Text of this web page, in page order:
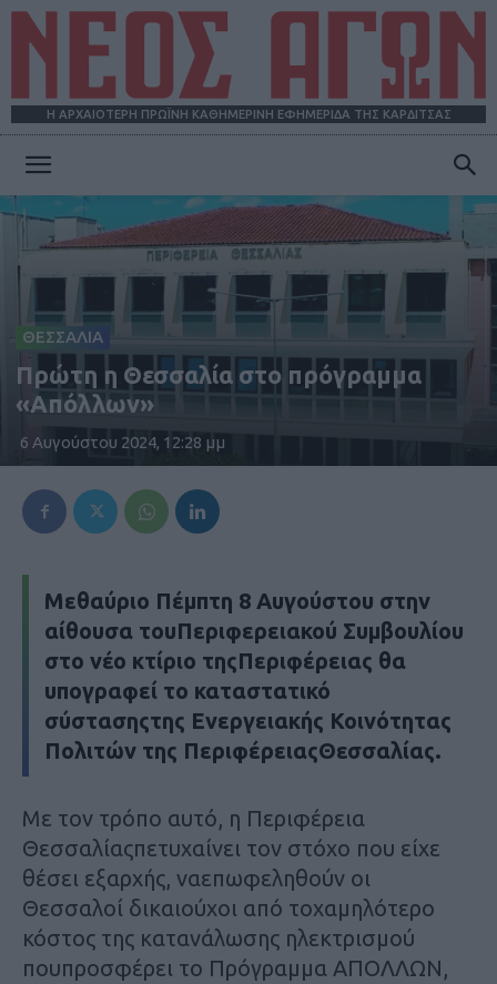
Η ΑΡΧΑΙΟΤΕΡΗ ΠΡΩΪΝΗ ΚΑΘΗΜΕΡΙΝΗ ΕΦΗΜΕΡΙΔΑ ΤΗΣ ΚΑΡΔΙΤΣΑΣ
ΑΓΩΝ
ΘΕΣΣΑΛΙΑ
Πρώτη η Θεσσαλία στο πρόγραμμα
«Απόλλων»
6 Αυγούστου 2024, 12:28 μμ
Μεθαύριο Πέμπτη 8 Αυγούστου στην
αίθουσα τουΠεριφερειακού Συμβουλίου
στο νέο κτίριο τηςΠεριφέρειας θα
υπογραφεί το καταστατικό
σύστασηςτης Ενεργειακής Κοινότητας
Πολιτών της ΠεριφέρειαςΘεσσαλίας.
Με τον τρόπο αυτό, η Περιφέρεια
Θεσσαλίαςπετυχαίνει τον στόχο που είχε
θέσει εξαρχής, ναεπωφεληθούν οι
Θεσσαλοί δικαιούχοι από τοχαμηλότερο
κόστος της κατανάλωσης ηλεκτρισμού
πουπροσφέρει το Πρόγραμμα ΑΠΟΛΛΩΝ,